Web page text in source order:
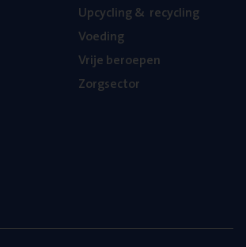
Upcy­cling& recycling
Voe­ding
Vrije beroe­pen
Zorg­sec­tor